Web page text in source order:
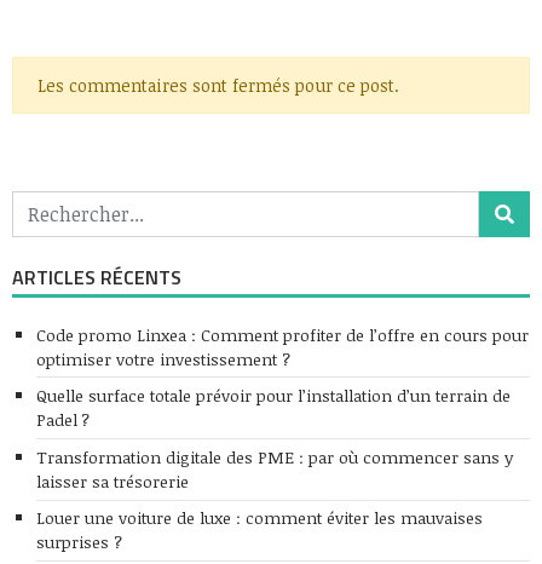
Les commentaires sont fermés pour ce post.
ARTICLES RÉCENTS
Code promo Linxea : Comment profiter de l’offre en cours pour
optimiser votre investissement ?
Quelle surface totale prévoir pour l’installation d’un terrain de
Padel ?
Transformation digitale des PME : par où commencer sans y
laisser sa trésorerie
Louer une voiture de luxe : comment éviter les mauvaises
surprises ?